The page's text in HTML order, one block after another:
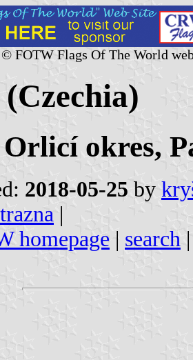
FOTW Flags Of The World
okres,
2018-05-25 by
|
homepage | search